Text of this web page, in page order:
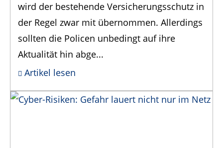
wird der bestehende Versicherungsschutz in
der Regel zwar mit übernommen. Allerdings
sollten die Policen unbedingt auf ihre
Aktualität hin abge...
Artikel lesen